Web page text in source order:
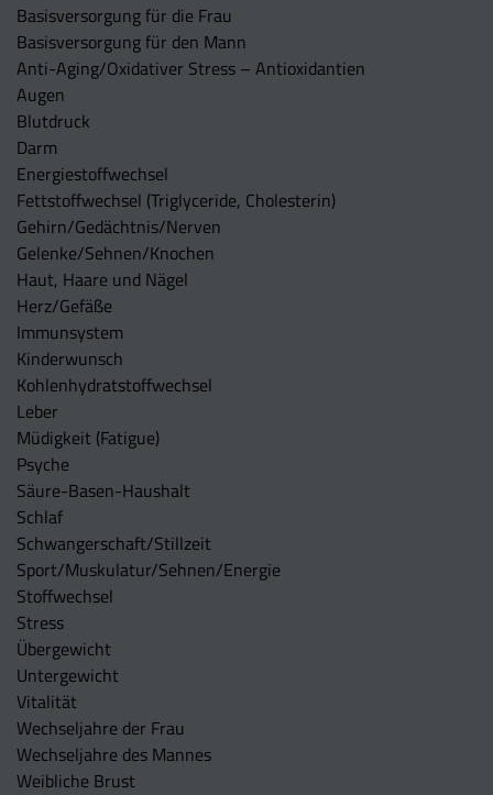
Basisversorgung für die Frau
Basisversorgung für den Mann
Anti-Aging/Oxidativer Stress – Antioxidantien
Augen
Blutdruck
Darm
Energiestoffwechsel
Fettstoffwechsel (Triglyceride, Cholesterin)
Gehirn/Gedächtnis/Nerven
Gelenke/Sehnen/Knochen
Haut, Haare und Nägel
Herz/Gefäße
Immunsystem
Kinderwunsch
Kohlenhydratstoffwechsel
Leber
Müdigkeit (Fatigue)
Psyche
Säure-Basen-Haushalt
Schlaf
Schwangerschaft/Stillzeit
Sport/Muskulatur/Sehnen/Energie
Stoffwechsel
Stress
Übergewicht
Untergewicht
Vitalität
Wechseljahre der Frau
Wechseljahre des Mannes
Weibliche Brust